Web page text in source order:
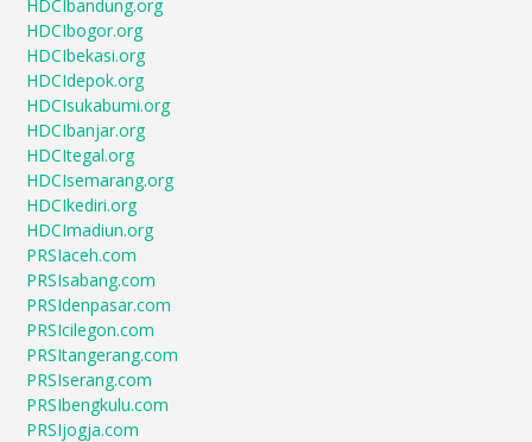
HDCIbandung.org
HDCIbogor.org
HDCIbekasi.org
HDCIdepok.org
HDCIsukabumi.org
HDCIbanjar.org
HDCItegal.org
HDCIsemarang.org
HDCIkediri.org
HDCImadiun.org
PRSIaceh.com
PRSIsabang.com
PRSIdenpasar.com
PRSIcilegon.com
PRSItangerang.com
PRSIserang.com
PRSIbengkulu.com
PRSIjogja.com